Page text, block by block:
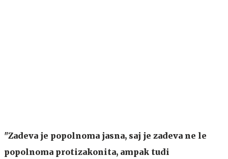
"Zadeva je popolnoma jasna, saj je zadeva ne le
popolnoma protizakonita, ampak tudi